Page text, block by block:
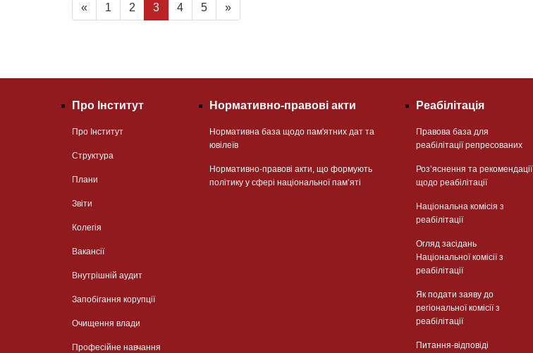
« 1 2 3 4 5 »
Про Інститут
Про Інститут
Структура
Плани
Звіти
Колегія
Вакансії
Внутрішній аудит
Запобігання корупції
Очищення влади
Професійне навчання
Нормативно-правові акти
Нормативна база щодо пам'ятних дат та
ювілеїв
Нормативно-правові акти, що формують
політику у сфері національної памʼяті
Реабілітація
Правова база для
реабілітації репресованих
Розʼяснення та рекомендації
щодо реабілітації
Національна комісія з
реабілітації
Огляд засідань
Національної комісії з
реабілітації
Як подати заяву до
регіональної комісії з
реабілітації
Питання-відповіді